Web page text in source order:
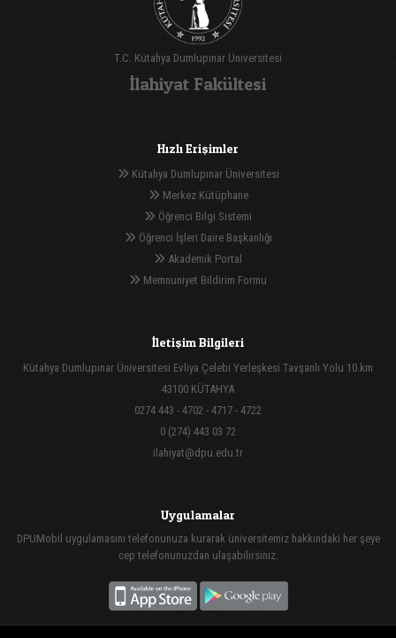
T.C. Kütahya Dumlupınar Üniversitesi
İlahiyat Fakültesi
Hızlı Erişimler
Kütahya Dumlupınar Üniversitesi
Merkez Kütüphane
Öğrenci Bilgi Sistemi
Öğrenci İşleri Daire Başkanlığı
Akademik Portal
Memnuniyet Bildirim Formu
İletişim Bilgileri
Kütahya Dumlupınar Üniversitesi Evliya Çelebi Yerleşkesi Tavşanlı Yolu 10.km
43100 KÜTAHYA
0274 443 - 4702 - 4717 - 4722
0 (274) 443 03 72
ilahiyat@dpu.edu.tr
Uygulamalar
DPUMobil uygulamasını telefonunuza kurarak üniversitemiz hakkındaki her şeye
cep telefonunuzdan ulaşabilirsiniz.